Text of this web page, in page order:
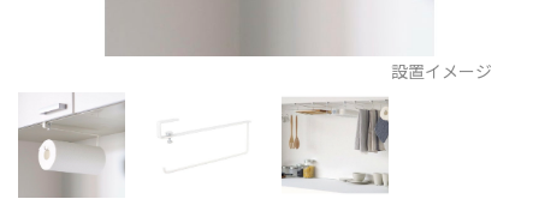
設置イメージ